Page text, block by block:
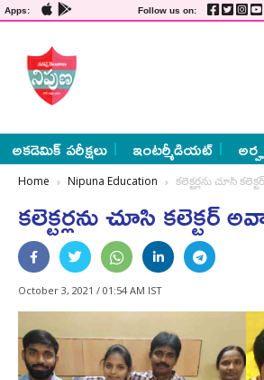
Apps: Follow us on:
అకడెమిక్ పరీక్షలు ఇంటర్మీడియట్
Home Nipuna Education కలెక్టర్లను చూసి
కలెక్టర్లను చూసి కలెక్టర్‌
October 3, 2021 / 01:54 AM IST